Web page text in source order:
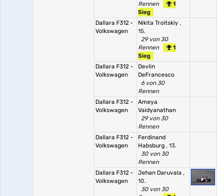
Rennen
1
Sieg
Dallara F312 -
Volkswagen
Nikita Troitskiy ,
15.
29 von 30
Rennen
1
Sieg
Dallara F312 -
Volkswagen
Devlin
DeFrancesco
6 von 30
Rennen
Dallara F312 -
Volkswagen
Ameya
Vaidyanathan
29 von 30
Rennen
Dallara F312 -
Volkswagen
Ferdinand
Habsburg , 13.
30 von 30
Rennen
Dallara F312 -
Volkswagen
Jehan Daruvala ,
10.
30 von 30